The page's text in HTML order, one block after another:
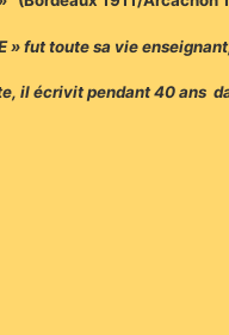
» fut toute sa vie
il écrivit pendant 40 ans